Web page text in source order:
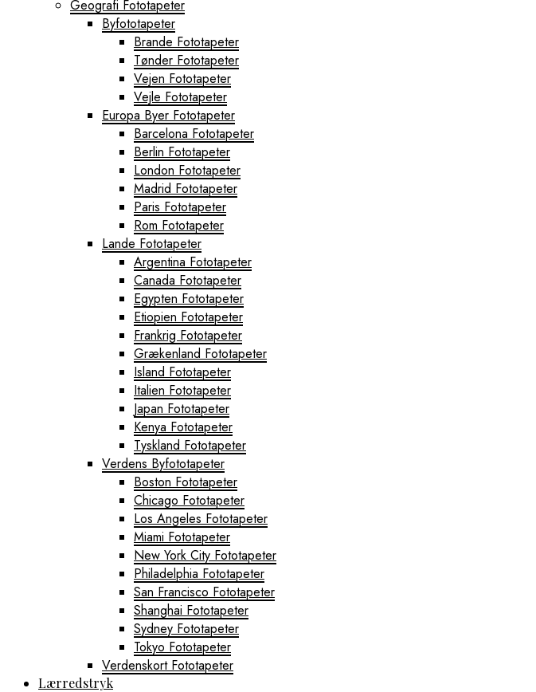
Geografi Fototapeter
Byfototapeter
Brande Fototapeter
Tønder Fototapeter
Vejen Fototapeter
Vejle Fototapeter
Europa Byer Fototapeter
Barcelona Fototapeter
Berlin Fototapeter
London Fototapeter
Madrid Fototapeter
Paris Fototapeter
Rom Fototapeter
Lande Fototapeter
Argentina Fototapeter
Canada Fototapeter
Egypten Fototapeter
Etiopien Fototapeter
Frankrig Fototapeter
Grækenland Fototapeter
Island Fototapeter
Italien Fototapeter
Japan Fototapeter
Kenya Fototapeter
Tyskland Fototapeter
Verdens Byfototapeter
Boston Fototapeter
Chicago Fototapeter
Los Angeles Fototapeter
Miami Fototapeter
New York City Fototapeter
Philadelphia Fototapeter
San Francisco Fototapeter
Shanghai Fototapeter
Sydney Fototapeter
Tokyo Fototapeter
Verdenskort Fototapeter
Lærredstryk